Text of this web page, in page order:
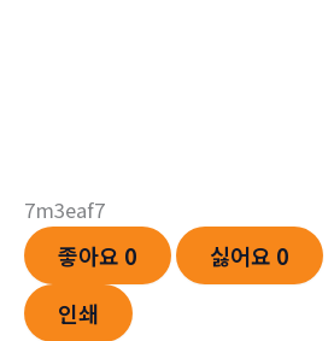
7m3eaf7
좋아요 0 싫어요 0
인쇄